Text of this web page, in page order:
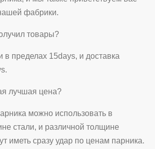
фабрики.
товары?
в пределах 15days, и доставка
лучшая цена?
можно использовать в
стали, и различной толщине
иметь сразу удар по ценам парника.